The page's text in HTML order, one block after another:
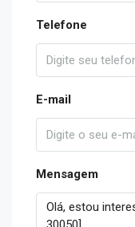
Telefone
E-mail
Mensagem